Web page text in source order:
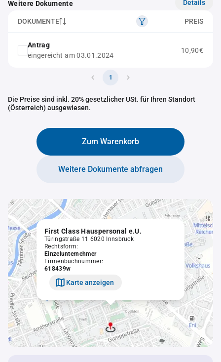
Weitere Dokumente Details
DOKUMENTE PREIS
Antrag
eingereicht am 03.01.2024
10,90€
1
Die Preise sind inkl. 20% gesetzlicher USt. für Ihren Standort
(Österreich) ausgewiesen.
Zum Warenkorb
Weitere Dokumente abfragen
First Class Hauspersonal e.U.
Türingstraße 11 6020 Innsbruck
Rechtsform:
Einzelunternehmer
Firmenbuchnummer:
618439w
Karte anzeigen